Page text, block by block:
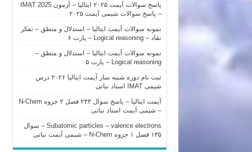
پاسخ سوالات آیمت ۲۰۲۵ ایتالیا – آزمون IMAT 2025
– پاسخ سوالات شیمی آیمت ۲۰۲۵
نمونه سوالات آیمت ایتالیا – استدلال و منطق – تفکر
نقاد – Logical reasoning – پارت ۶
نمونه سوالات آیمت ایتالیا – استدلال و منطق –
Logical reasoning – پارت ۵
ثبت نام دوره شبیه ساز آیمت ایتالیا ۲۰۲۶ درس
شیمی IMAT استاد نباتی
آیمت ایتالیا – پاسخ سوال ۲۴۳ فصل ۲ جزوه N-Chem
– شیمی آیمت استاد نباتی
Subatomic particles – valence electrons – سوال
۱۳۵ فصل ۱ جزوه N-Chem – شیمی آیمت نباتی